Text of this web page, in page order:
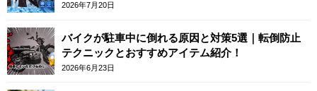
2026年7月20日
バイクが駐車中に倒れる原因と対策5選｜転倒防止
テクニックとおすすめアイテム紹介！
2026年6月23日